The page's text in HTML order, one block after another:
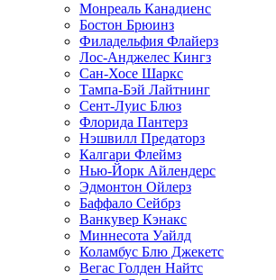
Монреаль Канадиенс
Бостон Брюинз
Филадельфия Флайерз
Лос-Анджелес Кингз
Сан-Хосе Шаркс
Тампа-Бэй Лайтнинг
Сент-Луис Блюз
Флорида Пантерз
Нэшвилл Предаторз
Калгари Флеймз
Нью-Йорк Айлендерс
Эдмонтон Ойлерз
Баффало Сейбрз
Ванкувер Кэнакс
Миннесота Уайлд
Коламбус Блю Джекетс
Вегас Голден Найтс